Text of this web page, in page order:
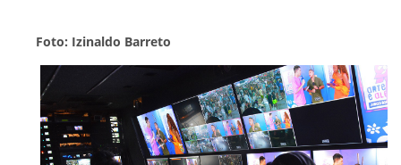
Foto: Izinaldo Barreto